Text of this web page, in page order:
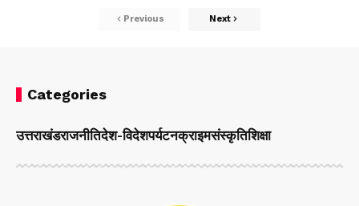
Previous Next
Categories
उत्तराखंडराजनीतिदेश-विदेशपर्यटनक्राइमसंस्कृतिशिक्षा